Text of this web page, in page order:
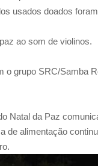
usados doados
ao som de violinos.
o grupo SRC/Samba
Natal da Paz
de alimentação